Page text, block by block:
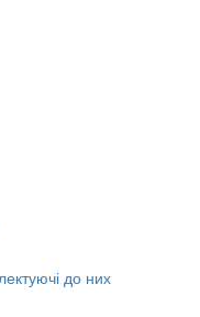
до них